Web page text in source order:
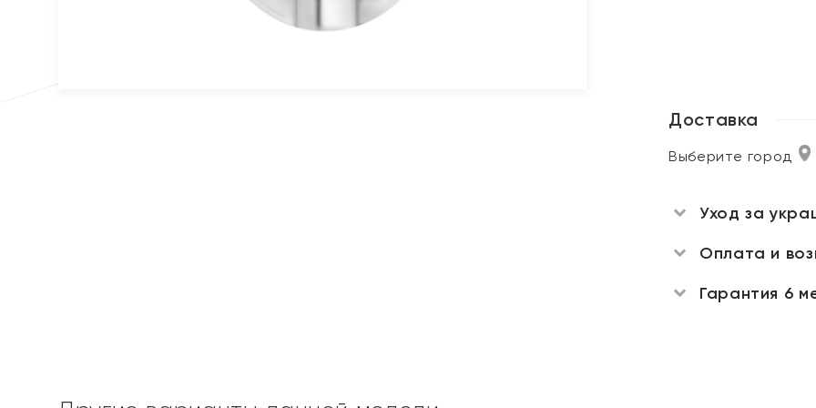
Доставка
Выберите город
Уход за
Оплата и
Гарантия 6